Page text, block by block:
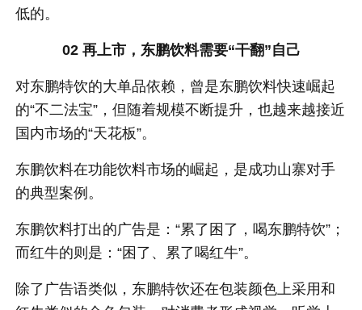
低的。
02 再上市，东鹏饮料需要“干翻”自己
对东鹏特饮的大单品依赖，曾是东鹏饮料快速崛起
的“不二法宝”，但随着规模不断提升，也越来越接近
国内市场的“天花板”。
东鹏饮料在功能饮料市场的崛起，是成功山寨对手
的典型案例。
东鹏饮料打出的广告是：“累了困了，喝东鹏特饮”；
而红牛的则是：“困了、累了喝红牛”。
除了广告语类似，东鹏特饮还在包装颜色上采用和